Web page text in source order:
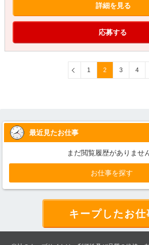
詳細を見る
応募する
1 2 3 4
最近見たお仕事
まだ閲覧履歴がありませ
お仕事を探す
キープしたお仕